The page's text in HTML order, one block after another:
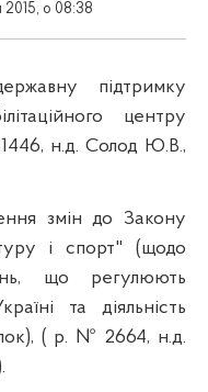
2015, о 08:38
підтримку
центру
н.д. Солод Ю.В.,
змін до Закону
і спорт" (щодо
що регулюють
та діяльність
( р. № 2664, н.д.